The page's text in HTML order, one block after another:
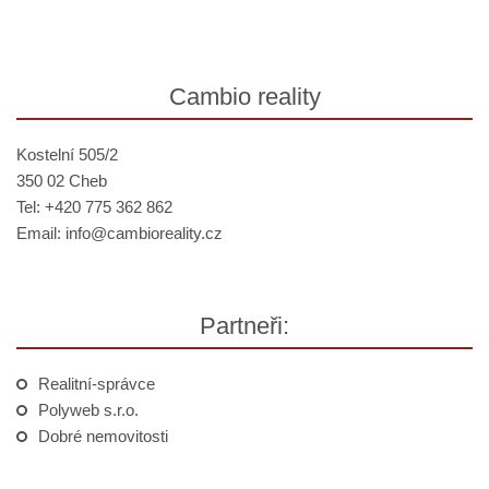
Cambio reality
Kostelní 505/2
350 02 Cheb
Tel: +420 775 362 862
Email: info@cambioreality.cz
Partneři:
Realitní-správce
Polyweb s.r.o.
Dobré nemovitosti